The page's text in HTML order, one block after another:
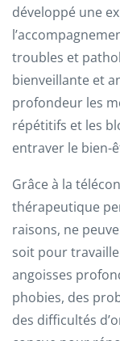
développé une
troubles et
bienveillante et
profondeur les
répétitifs et les
entraver le bien-
Grâce à la
thérapeutique
raisons, ne
soit pour
angoisses
phobies, des
des difficultés